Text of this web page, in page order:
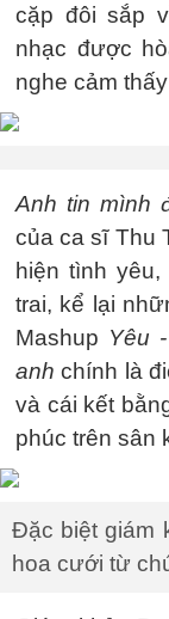
cặp đôi sắp
nhạc được
nghe cảm
Anh tin mình
của ca sĩ Thu
hiện tình
trai, kể lại
Mashup Yêu
anh chính là
và cái kết
phúc trên sân
Đặc biệt giám
hoa cưới từ